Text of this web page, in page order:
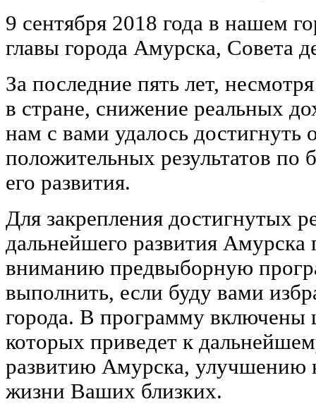
9 сентября 2018 года в нашем
главы города Амурска, Совета
За последние пять лет,
в стране, снижение реальных
нам с вами удалось достигнуть
положительных результатов по
его развития.
Для закрепления достигнутых
дальнейшего развития
вниманию предвыборную
выполнить, если буду вами
города. В программу включены
которых приведет к
развитию Амурска, улучшению
жизни Ваших близких.